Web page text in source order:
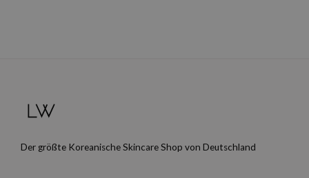
Der größte Koreanische Skincare Shop von Deutschland